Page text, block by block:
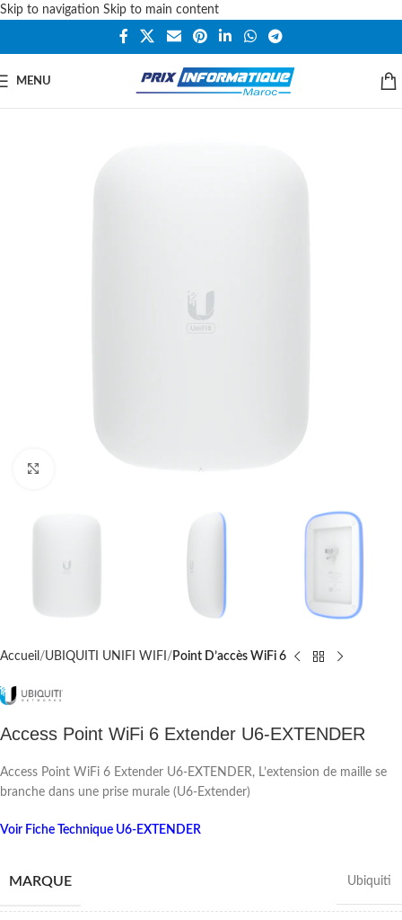
Skip to navigation Skip to main content
MENU
Accueil UBIQUITI UNIFI WIFI Point D’accès WiFi 6
Access Point WiFi 6 Extender U6-EXTENDER
Access Point WiFi 6 Extender U6-EXTENDER, L’extension de maille se
branche dans une prise murale (U6-Extender)
Voir Fiche Technique U6-EXTENDER
MARQUE Ubiquiti